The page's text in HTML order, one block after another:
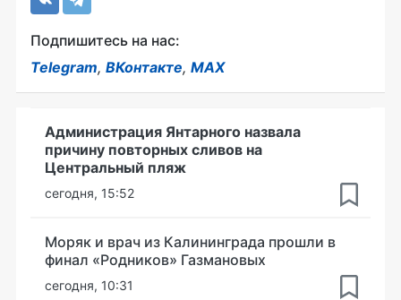
Подпишитесь на нас:
Telegram, ВКонтакте, MAX
Администрация Янтарного назвала
причину повторных сливов на
Центральный пляж
сегодня, 15:52
Моряк и врач из Калининграда прошли в
финал «Родников» Газмановых
сегодня, 10:31